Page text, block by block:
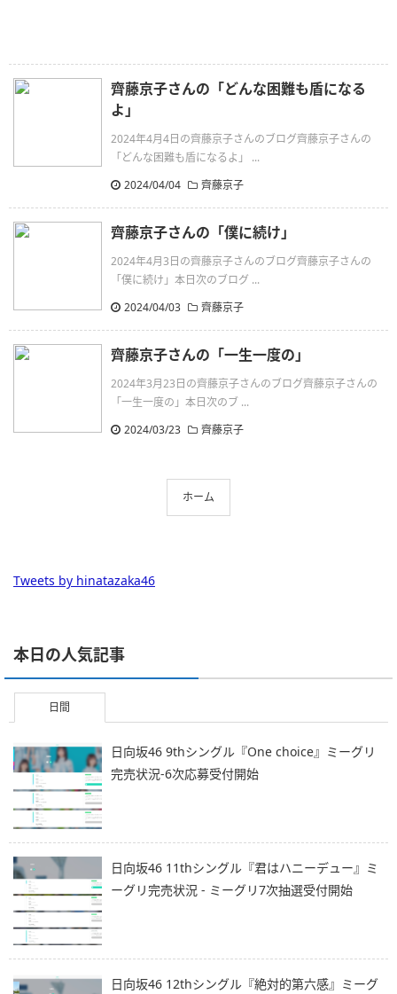
齊藤京子さんの「どんな困難も盾になる
よ」
2024年4月4日の齊藤京子さんのブログ齊藤京子さんの
「どんな困難も盾になるよ」 ...
2024/04/04
齊藤京子
齊藤京子さんの「僕に続け」
2024年4月3日の齊藤京子さんのブログ齊藤京子さんの
「僕に続け」本日次のブログ ...
2024/04/03
齊藤京子
齊藤京子さんの「一生一度の」
2024年3月23日の齊藤京子さんのブログ齊藤京子さんの
「一生一度の」本日次のブ ...
2024/03/23
齊藤京子
ホーム
Tweets by hinatazaka46
本日の人気記事
日間
日向坂46 9thシングル『One choice』ミーグリ
完売状況-6次応募受付開始
日向坂46 11thシングル『君はハニーデュー』ミ
ーグリ完売状況 - ミーグリ7次抽選受付開始
日向坂46 12thシングル『絶対的第六感』ミーグ